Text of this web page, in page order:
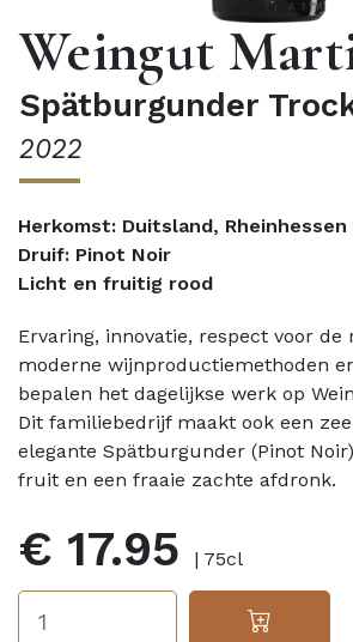
Weingut
Spätburgunder
2022
Herkomst: Duitsland, Rheinhessen
Druif: Pinot Noir
Licht en fruitig rood
Ervaring, innovatie, respect voor de
moderne wijnproductiemethoden
bepalen het dagelijkse werk op
Dit familiebedrijf maakt ook een
elegante Spätburgunder (Pinot
fruit en een fraaie zachte afdronk.
€ 17.95 | 75cl